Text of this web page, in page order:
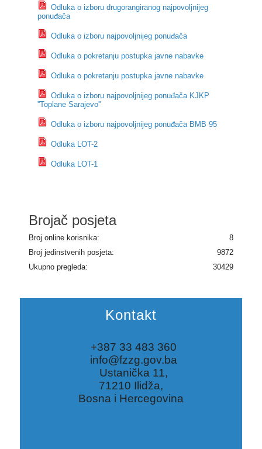
Odluka o izboru drugorangiranog najpovoljnijeg
ponuđača
Odluka o izboru najpovoljnijeg ponuđača
Odluka o pokretanju postupka javne nabavke
Odluka o pokretanju postupka javne nabavke
Odluka o izboru najpovoljnijeg ponuđača KJKP
''Toplane Sarajevo''
Odluka o izboru najpovoljnijeg ponuđača BMB 95
Odluka LOT-2
Odluka LOT-1
Brojač posjeta
Broj online korisnika:
8
Broj jedinstvenih posjeta:
9872
Ukupno pregleda:
30429
Kontakt
+387 33 483 360
info@fzzg.gov.ba
Ustanička 11,
71210 Ilidža,
Bosna i Hercegovina